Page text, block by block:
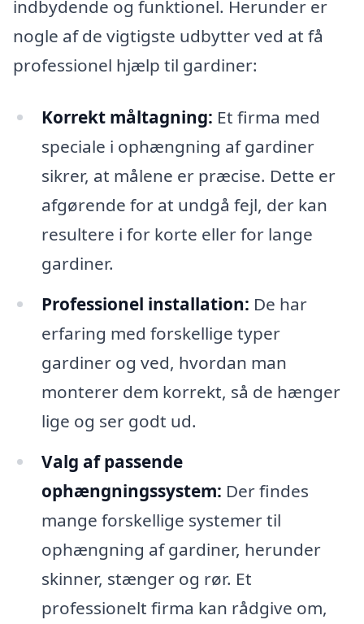
indbydende og funktionel. Herunder er
nogle af de vigtigste udbytter ved at få
professionel hjælp til gardiner:
Korrekt måltagning: Et firma med
speciale i ophængning af gardiner
sikrer, at målene er præcise. Dette er
afgørende for at undgå fejl, der kan
resultere i for korte eller for lange
gardiner.
Professionel installation: De har
erfaring med forskellige typer
gardiner og ved, hvordan man
monterer dem korrekt, så de hænger
lige og ser godt ud.
Valg af passende
ophængningssystem: Der findes
mange forskellige systemer til
ophængning af gardiner, herunder
skinner, stænger og rør. Et
professionelt firma kan rådgive om,